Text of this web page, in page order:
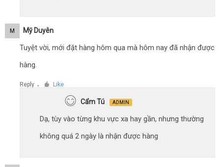
M Mỹ Duyên
Tuyệt vời, mới đặt hàng hôm qua mà hôm nay đã nhận được
hàng.
Reply ● Like
Cẩm Tú ADMIN
Dạ, tùy vào từng khu vực xa hay gần, nhưng thường
không quá 2 ngày là nhận được hàng